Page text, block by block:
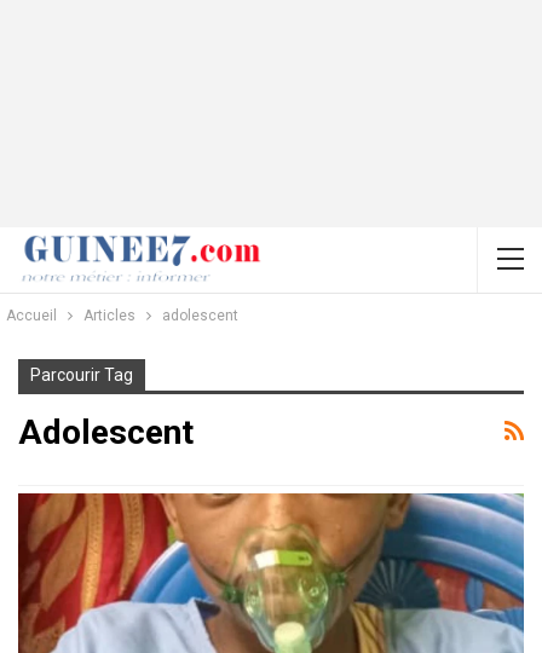
Accueil Articles adolescent
Parcourir Tag
Adolescent